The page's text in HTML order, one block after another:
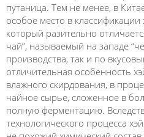
путаница. Тем не менее, в
особое место в классификации
который разительно
чай”, называемый на западе
производства, так и по
отличительная особенность
влажного скирдования, в
чайное сырье, сложенное в
полную ферментацию.
технологического процесса